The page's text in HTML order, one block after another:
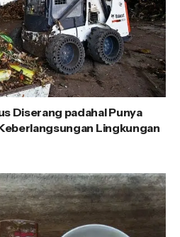
Diserang padahal Punya
Lingkungan